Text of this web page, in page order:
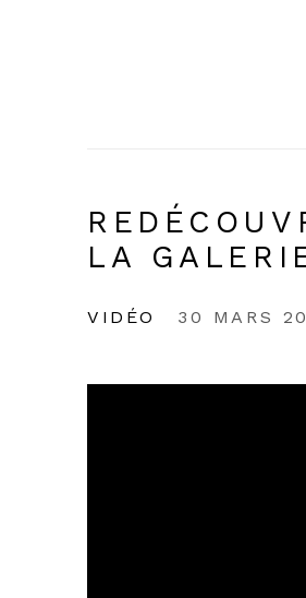
LA
VIDÉO 30 MARS